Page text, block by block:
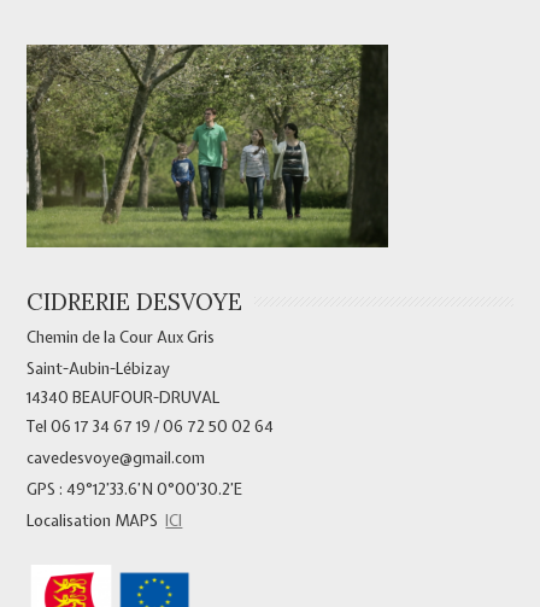
CIDRERIE DESVOYE
Chemin de la Cour Aux Gris
Saint-Aubin-Lébizay
14340 BEAUFOUR-DRUVAL
Tel 06 17 34 67 19 / 06 72 50 02 64
cavedesvoye@gmail.com
GPS : 49°12’33.6’N 0°00’30.2’E
Localisation MAPSICI